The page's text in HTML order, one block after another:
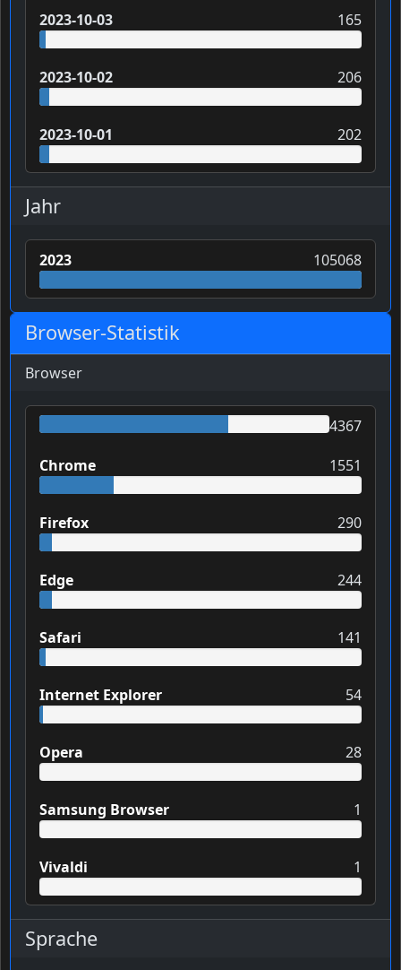
2023-10-03 165
2023-10-02 206
2023-10-01 202
Jahr
2023 105068
Browser-Statistik
Browser
4367
Chrome
1551
Firefox 290
Edge 244
Safari 141
Internet Explorer 54
Opera 28
Samsung Browser 1
Vivaldi 1
Sprache